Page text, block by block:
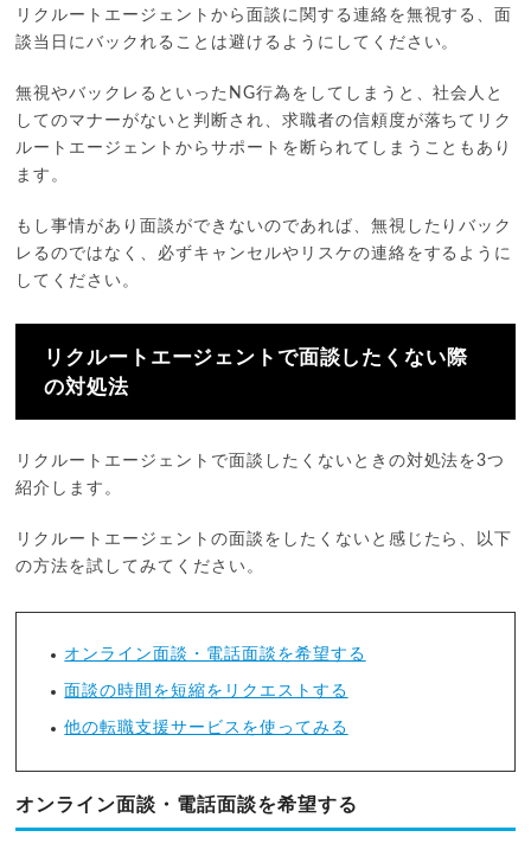
リクルートエージェントから面談に関する連絡を無視する、面
談当日にバックれることは避けるようにしてください。
無視やバックレるといったNG行為をしてしまうと、社会人と
してのマナーがないと判断され、求職者の信頼度が落ちてリク
ルートエージェントからサポートを断られてしまうこともあり
ます。
もし事情があり面談ができないのであれば、無視したりバック
レるのではなく、必ずキャンセルやリスケの連絡をするように
してください。
リクルートエージェントで面談したくない際
の対処法
リクルートエージェントで面談したくないときの対処法を3つ
紹介します。
リクルートエージェントの面談をしたくないと感じたら、以下
の方法を試してみてください。
オンライン面談・電話面談を希望する
面談の時間を短縮をリクエストする
他の転職支援サービスを使ってみる
オンライン面談・電話面談を希望する